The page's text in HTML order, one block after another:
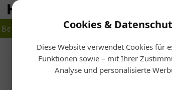
Cookies &
Diese Website verwendet Cookies für
Funktionen sowie – mit Ihrer
Analyse und personalisierte
Betrieb
Planen Bauen Fertigen
Artikel von Thomas
Das Ende eines Vertrags: der EuGH